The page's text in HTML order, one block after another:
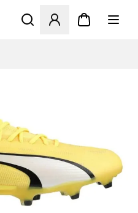
Åbner en Modal til at